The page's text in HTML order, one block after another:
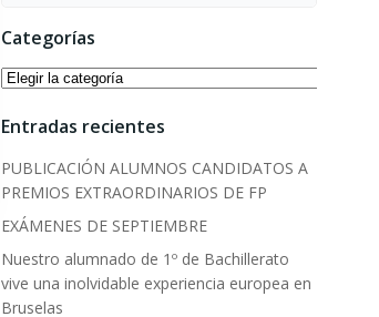
Categorías
Categorías
Entradas recientes
PUBLICACIÓN ALUMNOS CANDIDATOS A
PREMIOS EXTRAORDINARIOS DE FP
EXÁMENES DE SEPTIEMBRE
Nuestro alumnado de 1º de Bachillerato
vive una inolvidable experiencia europea en
Bruselas